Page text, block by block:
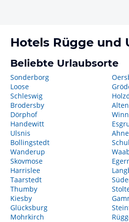
Hotels Rügge und
Beliebte Urlaubsorte
Sonderborg
Loose
Schleswig
Brodersby
Dörphof
Handewitt
Ulsnis
Bollingstedt
Wanderup
Skovmose
Harrislee
Taarstedt
Thumby
Kiesby
Glücksburg
Mohrkirch